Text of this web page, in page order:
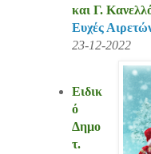
και Γ.
Ευχές
23-12-2022
Ειδικ
ό
Δημο
τ.